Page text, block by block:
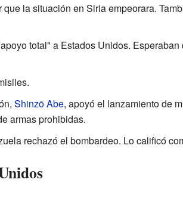
la situación en Siria empeorara.
total" a Estados Unidos.
Shinzō Abe, apoyó el lanzamiento de
armas prohibidas.
rechazó el bombardeo. Lo calificó